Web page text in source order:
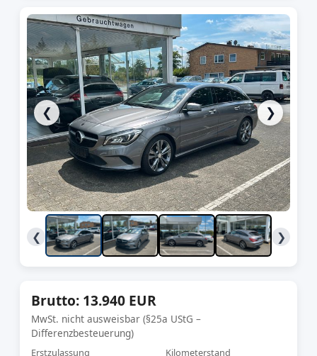
❮ ❯
❮ ❯
Brutto: 13.940 EUR
MwSt. nicht ausweisbar (§25a UStG –
Differenzbesteuerung)
Erstzulassung Kilometerstand